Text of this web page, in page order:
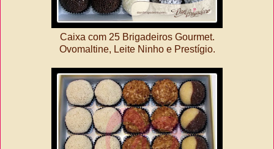
Caixa com 25 Brigadeiros Gourmet.
Ovomaltine, Leite Ninho e Prestígio.